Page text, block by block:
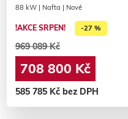
88 kW | Nafta | Nové
!AKCE SRPEN! -27 %
969 089 Kč
708 800 Kč
585 785 Kč bez DPH